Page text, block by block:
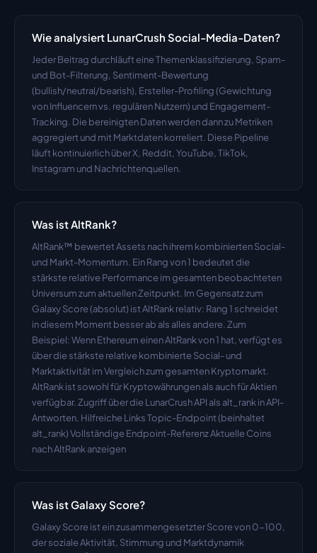
Wie analysiert LunarCrush Social-Media-Daten?
Jeder Beitrag durchläuft eine Themenklassifizierung, Spam-
und Bot-Filterung, Sentiment-Bewertung
(bullish/neutral/bearish), Ersteller-Profiling (Gewichtung
von Influencern vs. regulären Nutzern) und Engagement-
Tracking. Die bereinigten Daten werden dann zu Metriken
aggregiert und mit Marktdaten korreliert. Diese Pipeline
läuft kontinuierlich über X, Reddit, YouTube, TikTok,
Instagram und Nachrichtenquellen.
Was ist AltRank?
AltRank™ bewertet Assets nach ihrem kombinierten Social-
und Markt-Momentum. Ein Rang von 1 bedeutet die
stärkste relative Performance im gesamten beobachteten
Universum zum aktuellen Zeitpunkt. Im Gegensatz zum
Galaxy Score (absolut) ist AltRank relativ: Rang 1 schneidet
in diesem Moment besser ab als alles andere. Zum
Beispiel: Wenn Ethereum einen AltRank von 1 hat, verfügt es
über die stärkste relative kombinierte Social- und
Marktaktivität im Vergleich zum gesamten Kryptomarkt.
AltRank ist sowohl für Kryptowährungen als auch für Aktien
verfügbar. Zugriff über die LunarCrush API als alt_rank in API-
Antworten. Hilfreiche Links Topic-Endpoint (beinhaltet
alt_rank) Vollständige Endpoint-Referenz Aktuelle Coins
nach AltRank anzeigen
Was ist Galaxy Score?
Galaxy Score ist ein zusammengesetzter Score von 0-100,
der soziale Aktivität, Stimmung und Marktdynamik